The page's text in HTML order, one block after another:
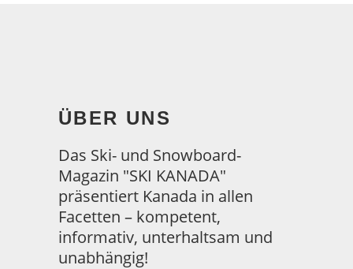
ÜBER UNS
Das Ski- und Snowboard-
Magazin "SKI KANADA"
präsentiert Kanada in allen
Facetten – kompetent,
informativ, unterhaltsam und
unabhängig!